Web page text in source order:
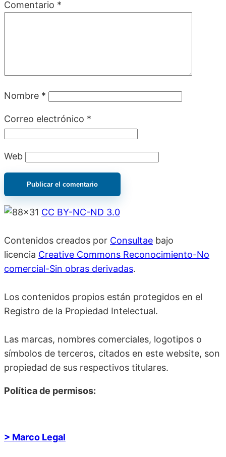
Comentario *
Nombre *
Correo electrónico *
Web
CC BY-NC-ND 3.0
Contenidos creados por Consultae bajo
licencia Creative Commons Reconocimiento-No
comercial-Sin obras derivadas.
Los contenidos propios están protegidos en el
Registro de la Propiedad Intelectual.
Las marcas, nombres comerciales, logotipos o
símbolos de terceros, citados en este website, son
propiedad de sus respectivos titulares.
Política de permisos:
> Marco Legal